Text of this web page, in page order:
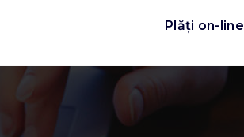
Plăți on-line